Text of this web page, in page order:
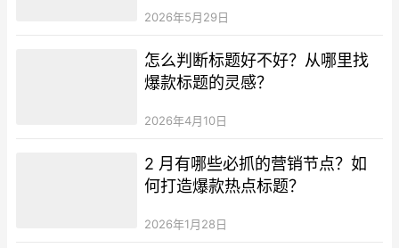
2026年5月29日
怎么判断标题好不好？从哪里找
爆款标题的灵感？
2026年4月10日
2 月有哪些必抓的营销节点？如
何打造爆款热点标题？
2026年1月28日